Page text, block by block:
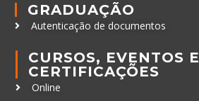
GRADUAÇÃO
Autenticação de documentos
CURSOS, EVENTOS E
CERTIFICAÇÕES
Online